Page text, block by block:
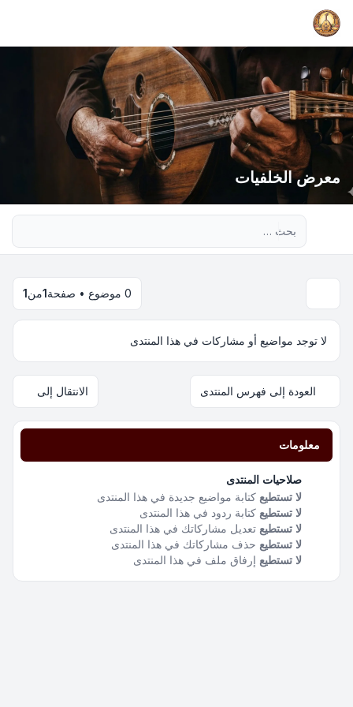
معرض الخلفيات
0 موضوع • صفحة 1من1
لا توجد مواضيع أو مشاركات في هذا المنتدى
العودة إلى فهرس المنتدى الانتقال إلى
معلومات
صلاحيات المنتدى
لا تستطيع كتابة مواضيع جديدة في هذا المنتدى
لا تستطيع كتابة ردود في هذا المنتدى
لا تستطيع تعديل مشاركاتك في هذا المنتدى
لا تستطيع حذف مشاركاتك في هذا المنتدى
لا تستطيع إرفاق ملف في هذا المنتدى